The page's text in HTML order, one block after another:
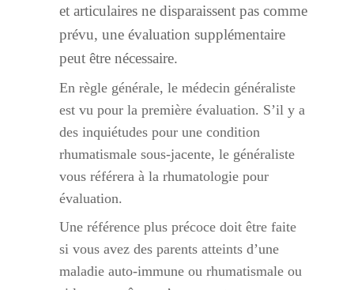
et articulaires ne disparaissent pas comme
prévu, une évaluation supplémentaire
peut être nécessaire.
En règle générale, le médecin généraliste
est vu pour la première évaluation. S’il y a
des inquiétudes pour une condition
rhumatismale sous-jacente, le généraliste
vous référera à la rhumatologie pour
évaluation.
Une référence plus précoce doit être faite
si vous avez des parents atteints d’une
maladie auto-immune ou rhumatismale ou